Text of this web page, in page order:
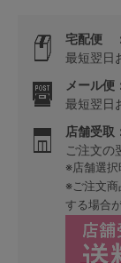
宅配便
最短翌日
メール
最短翌日
店舗受取
ご注文の
※店舗選択
※ご注文
する場合